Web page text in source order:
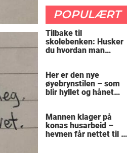
POPULÆRT
Tilbake til
skolebenken: Husker
du hvordan man
Her er den nye
øyebrynstilen – som
blir hyllet og hånet
Mannen klager på
konas husarbeid –
hevnen får nettet til å